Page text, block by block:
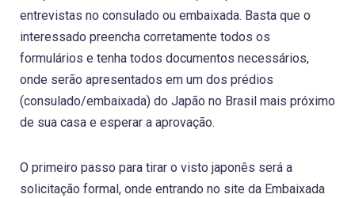
entrevistas no consulado ou embaixada. Basta que o
interessado preencha corretamente todos os
formulários e tenha todos documentos necessários,
onde serão apresentados em um dos prédios
(consulado/embaixada) do Japão no Brasil mais próximo
de sua casa e esperar a aprovação.
O primeiro passo para tirar o visto japonês será a
solicitação formal, onde entrando no site da Embaixada